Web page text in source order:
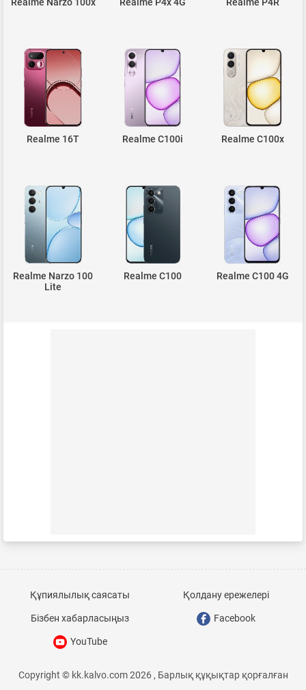
Realme 16T Realme C100i Realme C100x
Realme Narzo 100
Lite
Realme C100 Realme C100 4G
Құпиялылық саясаты Қолдану ережелері
Бізбен хабарласыңыз Facebook
YouTube
Copyright © kk.kalvo.com 2026 , Барлық құқықтар қорғалған